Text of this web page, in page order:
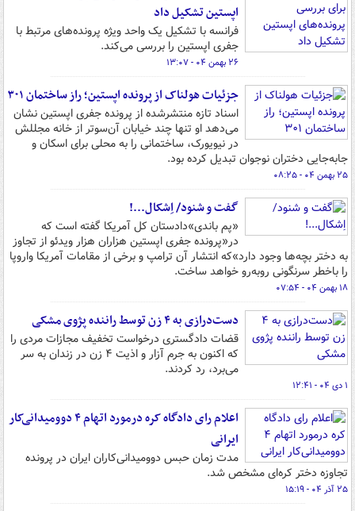
اپستین تشکیل داد
فرانسه با تشکیل یک واحد ویژه پرونده‌های مرتبط با
جفری اپستین را بررسی می‌کند.
۲۶ بهمن ۰۴ - ۱۳:۰۷
جزئیات هولناک از پرونده اپستین؛ راز ساختمان ۳۰۱
اسناد تازه منتشرشده از پرونده جفری اپستین نشان
می‌دهد او تنها چند خیابان آن‌سوتر از خانه مجللش
در نیویورک، ساختمانی را به محلی برای اسکان و
جابه‌جایی دختران نوجوان تبدیل کرده بود.
۲۵ بهمن ۰۴ - ۰۸:۲۵
گفت و شنود/ اِشکال‌...!
«پم باندی»دادستان کل آمریکا گفته است که
در«پرونده جفری اپستین هزاران هزار ویدئو از تجاوز
به دختر بچه‌ها وجود دارد»که انتشار آن ترامپ و برخی از مقامات آمریکا واروپا
را باخطر سرنگونی روبه‌رو خواهد ساخت.
۱۸ بهمن ۰۴ - ۰۷:۵۴
دست‌درازی به ۴ زن توسط راننده پژوی مشکی
قضات دادگستری درخواست تخفیف مجازات مردی را
که اکنون به جرم آزار و اذیت ۴ زن در زندان به سر
می‌برد، رد کردند.
۱ دی ۰۴ - ۱۲:۴۱
اعلام رای دادگاه کره درمورد اتهام ۴ دوومیدانی‌کار
ایرانی
مدت زمان حبس دوومیدانی‌کاران ایران در پرونده
تجاوزه دختر کره‌ای مشخص شد.
۲۵ آذر ۰۴ - ۱۵:۱۹